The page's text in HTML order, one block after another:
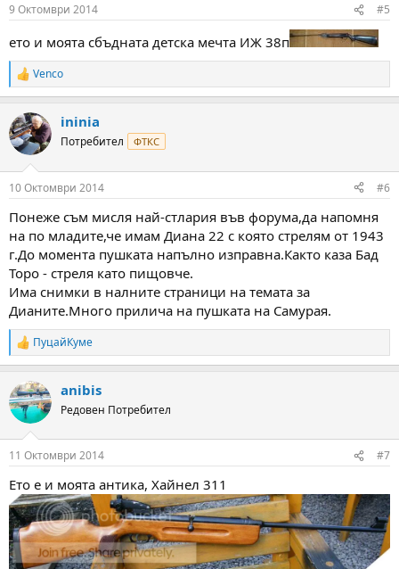
s
9 Октомври 2014 #5
ето и моята сбъдната детска мечта ИЖ 38п
R
e
c
t
i
s
Venco
ininia
Потребител ФТКС
10 Октомври 2014 #6
Понеже съм мисля най-стлария във форума,да напомня
на по младите,че имам Диана 22 с която стрелям от 1943
г.До момента пушката напълно изправна.Както каза Бад
Торо - стреля като пищовче.
Има снимки в налните страници на темата за
Дианите.Много прилича на пушката на Самурая.
R
e
c
t
i
s
ПуцайКуме
anibis
Редовен Потребител
11 Октомври 2014 #7
Ето е и моята антика, Хайнел 311